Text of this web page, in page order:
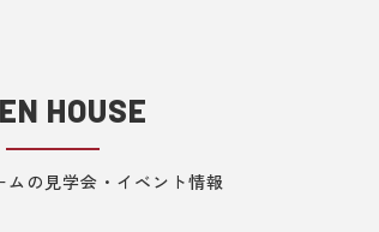
HOUSE
ムの見学会・イベント情報